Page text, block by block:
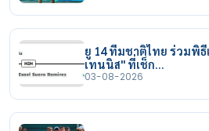
ยู 14 ทีมชาติไทย ร่วมพิธี
เทนนิส" ที่เช็ก…
03-08-2026